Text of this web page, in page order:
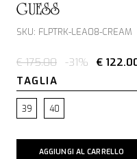
GUESS
SKU: FLPTRK-LEA08-CREAM
€ 175.00 -31%
€
TAGLIA
39 40
AGGIUNGI AL CARRELLO